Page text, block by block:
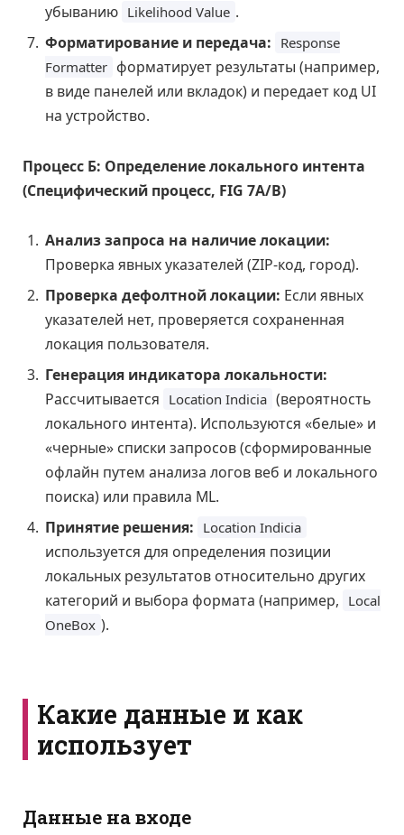
убыванию Likelihood Value .
Форматирование и передача: Response
Formatter форматирует результаты (например,
в виде панелей или вкладок) и передает код UI
на устройство.
Процесс Б: Определение локального интента
(Специфический процесс, FIG 7A/B)
Анализ запроса на наличие локации:
Проверка явных указателей (ZIP-код, город).
Проверка дефолтной локации: Если явных
указателей нет, проверяется сохраненная
локация пользователя.
Генерация индикатора локальности:
Рассчитывается Location Indicia (вероятность
локального интента). Используются «белые» и
«черные» списки запросов (сформированные
офлайн путем анализа логов веб и локального
поиска) или правила ML.
Принятие решения: Location Indicia
используется для определения позиции
локальных результатов относительно других
категорий и выбора формата (например, Local
OneBox ).
Какие данные и как
использует
Данные на входе